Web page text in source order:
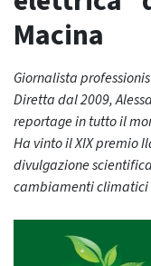
Macina
Giornalista
Diretta dal 2009,
reportage in tutto il
Ha vinto il XIX premio
divulgazione
cambiamenti climatici